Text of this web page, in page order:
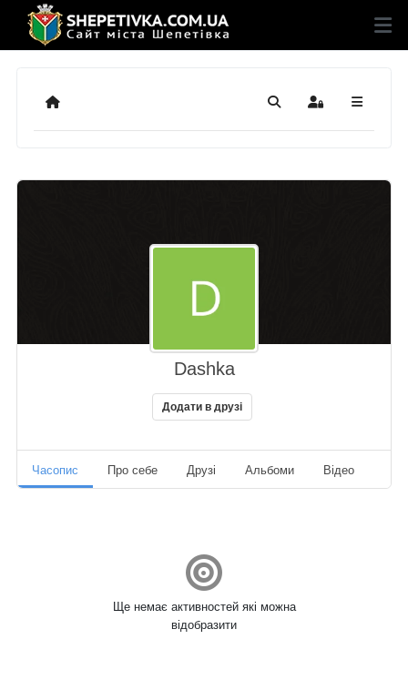
Додому ПошукSign In
Dashka
Додати в друзі
Часопис Про себе Друзі Альбоми Відео
Ще немає активностей які можна
відобразити